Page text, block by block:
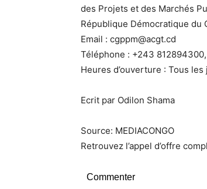
des Projets et des Marchés
République Démocratique du
Email : cgppm@acgt.cd
Téléphone : +243
Heures d’ouverture : Tous
Ecrit par Odilon Shama
Source: MEDIACONGO
Retrouvez l’appel d’offre
Commenter